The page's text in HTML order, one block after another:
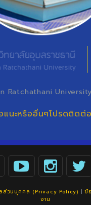
Ratchathani
แนะหรืออื่นๆโปรดติด
ส่วนบุคคล (Privacy Policy) |ข้
งาน